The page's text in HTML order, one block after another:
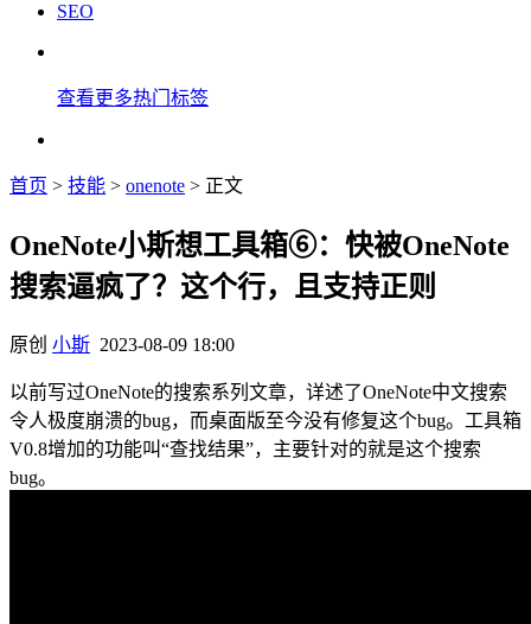
SEO
查看更多热门标签
首页 > 技能 > onenote > 正文
OneNote小斯想工具箱⑥：快被OneNote
搜索逼疯了？这个行，且支持正则
原创 小斯 2023-08-09 18:00
以前写过OneNote的搜索系列文章，详述了OneNote中文搜索
令人极度崩溃的bug，而桌面版至今没有修复这个bug。工具箱
V0.8增加的功能叫“查找结果”，主要针对的就是这个搜索
bug。